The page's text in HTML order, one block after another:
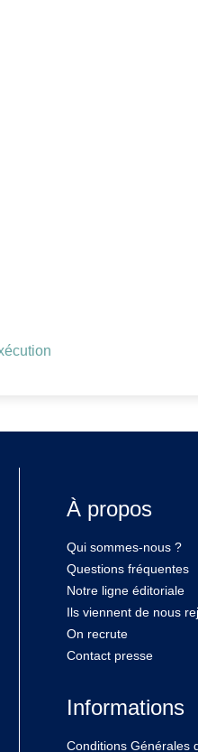
À propos
Qui sommes-nous ?
Questions fréquentes
Notre ligne éditoriale
Ils viennent de nous
On recrute
Contact presse
Informations
Conditions Générales